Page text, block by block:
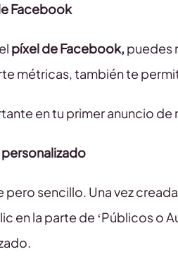
Facebook
píxel de Facebook, puedes
métricas, también te
en tu primer anuncio de
pero sencillo. Una vez
en la parte de ‘Públicos o